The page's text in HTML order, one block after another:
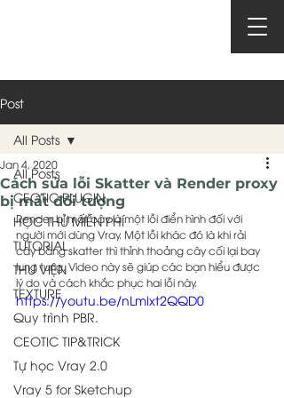
Post
All Posts
CEOTIC PLUGIN
HỌC THỬ MIỄN PHÍ
TUTORIAL
THƯ VIỆN
TEXTURE
Quy trình PBR.
CEOTIC TIP&TRICK
Tự học Vray 2.0
Vray 5 for Sketchup
All Posts
Cách sửa lỗi Skatter và Render proxy
bị mất đối tượng
Jan 4, 2020
Render bị mất cây là một lỗi điển hình đối với
người mới dùng Vray. Một lỗi khác đó là khi rải
cây bằng skatter thì thỉnh thoảng cây cối lại bay
lung tung. Video này sẽ giúp các bạn hiểu được
lý do và cách khắc phục hai lỗi này.
https://youtu.be/nLmlxt2QQD0